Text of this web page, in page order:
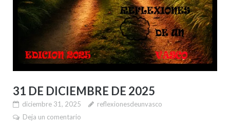
31 DE DICIEMBRE DE 2025
diciembre 31, 2025
reflexionesdeunvasco
Deja un comentario